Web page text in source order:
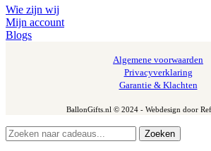
Wie zijn wij
Mijn account
Blogs
Algemene voorwaarden
Privacyverklaring
Garantie & Klachten
BallonGifts.nl © 2024 - Webdesign door
Zoeken